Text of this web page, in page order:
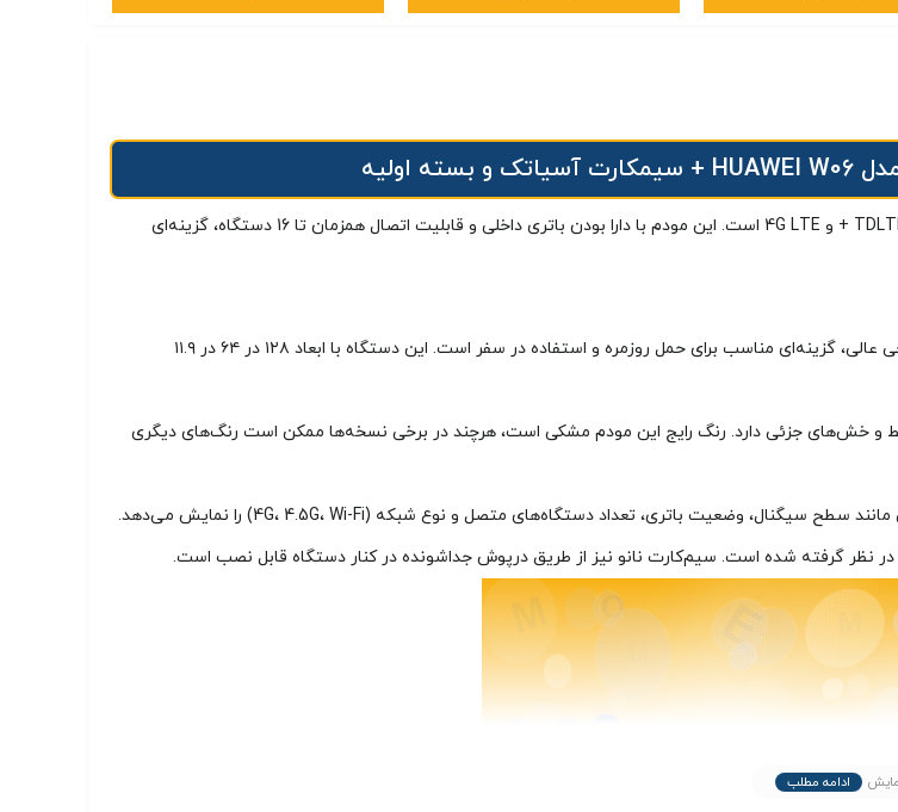
یک دستگاه جمع‌ و جور با قابلیت پشتیبانی از شبکه‌ های TDLTE WiMAX 2 + و 4G LTE است. این مودم با دارا بودن باتری داخلی و قابلیت اتصال همزمان تا 16 دستگاه، گزینه‌ای
مودم 4.5G / TDLTE جیبی هواوی مدل HUAWEI W06 + سیمکارت آسیاتک و بسته اولیه با طراحی عالی، گزینه‌ای مناسب برای حمل روزمره و استفاده در سفر است. این دستگاه با ابعاد ۱۲۸ در ۶۴ در ۱۱.۹
خط و خش‌های جزئی دارد. رنگ رایج این مودم مشکی است، هرچند در برخی نسخه‌ها ممکن است رنگ‌های دیگری
در نظر گرفته شده است. سیم‌کارت نانو نیز از طریق درپوش جداشونده در کنار دستگاه قابل نصب است.
ادامه مطلب